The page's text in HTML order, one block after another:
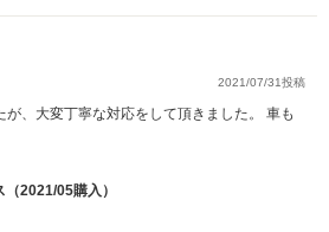
2021/07/31投稿
、大変丁寧な対応をして頂きました。 車も
2021/05購入）